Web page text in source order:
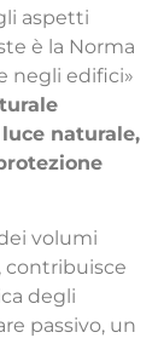
aspetti
è la Norma
negli edifici»
naturale,
volumi
contribuisce
degli
passivo, un